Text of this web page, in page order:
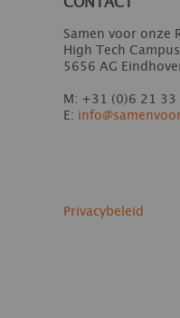
Samen voor onze
High Tech
5656 AG
M: +31 (0)6 21 33
E:
Privacybeleid